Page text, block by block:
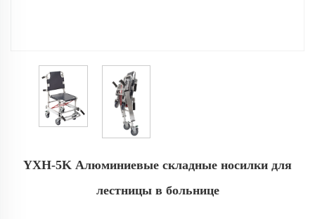
YXH-5K Алюминиевые складные носилки для
лестницы в больнице